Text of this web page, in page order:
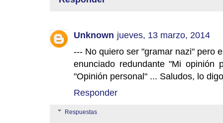
Unknown jueves, 13 marzo, 2014
--- No quiero ser "gramar nazi" pero
enunciado redundante "Mi opinión
"Opinión personal" ... Saludos, lo
Responder
Respuestas